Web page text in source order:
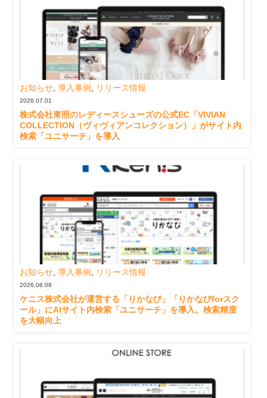
お知らせ,導入事例 , リリース情報
2026.07.01
株式会社東照のレディースシューズの公式EC「VIVIAN
COLLECTION（ヴィヴィアンコレクション）」がサイト内
検索「ユニサーチ」を導入
お知らせ,導入事例 , リリース情報
2026.06.08
ケニス株式会社が運営する「りかなび」「りかなびforスク
ール」にAIサイト内検索「ユニサーチ」を導入。検索精度
を大幅向上